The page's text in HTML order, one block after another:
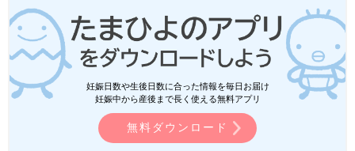
妊娠日数や生後日数に合った情報を毎日お届け
妊娠中から産後まで長く使える無料アプリ
無料ダウンロード